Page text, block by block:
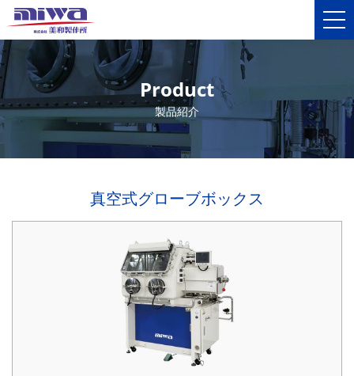
Product
製品紹介
真空式グローブボックス